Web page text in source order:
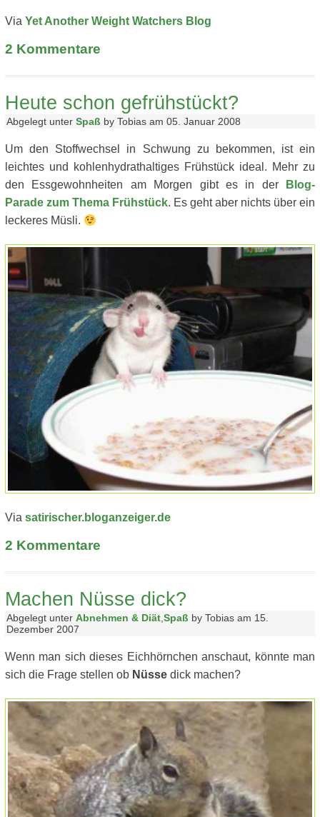
Via Yet Another Weight Watchers Blog
2 Kommentare
Heute schon gefrühstückt?
Abgelegt unter Spaß by Tobias am 05. Januar 2008
Um den Stoffwechsel in Schwung zu bekommen, ist ein
leichtes und kohlenhydrathaltiges Frühstück ideal. Mehr zu
den Essgewohnheiten am Morgen gibt es in der
Blog-
Parade zum Thema Frühstück. Es geht aber nichts über ein
leckeres Müsli.
Via satirischer.bloganzeiger.de
2 Kommentare
Machen Nüsse dick?
Abgelegt unter Abnehmen & Diät Spaß by Tobias am 15.
Dezember 2007
Wenn man sich dieses Eichhörnchen anschaut, könnte man
sich die Frage stellen ob Nüsse dick machen?